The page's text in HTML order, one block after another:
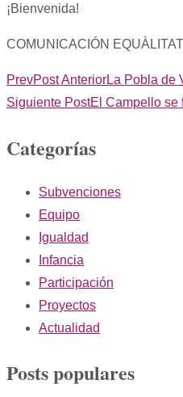
¡Bienvenida!
COMUNICACIÓN EQUÀLITAT
PrevPost AnteriorLa Pobla de
Siguiente PostEl Campello se
Categorías
Subvenciones
Equipo
Igualdad
Infancia
Participación
Proyectos
Actualidad
Posts populares